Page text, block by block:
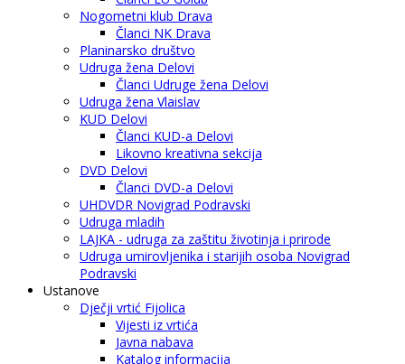
Nogometni klub Drava
Članci NK Drava
Planinarsko društvo
Udruga žena Delovi
Članci Udruge žena Delovi
Udruga žena Vlaislav
KUD Delovi
Članci KUD-a Delovi
Likovno kreativna sekcija
DVD Delovi
Članci DVD-a Delovi
UHDVDR Novigrad Podravski
Udruga mladih
LAJKA - udruga za zaštitu životinja i prirode
Udruga umirovljenika i starijih osoba Novigrad
Podravski
Ustanove
Dječji vrtić Fijolica
Vijesti iz vrtića
Javna nabava
Katalog informacija